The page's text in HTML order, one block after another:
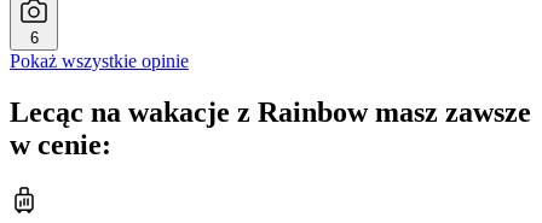
6
Pokaż wszystkie opinie
Lecąc na wakacje z Rainbow masz zawsze
w cenie: